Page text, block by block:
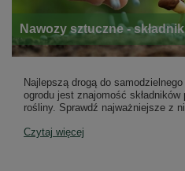
Nawozy sztuczne -
Najlepszą drogą do
ogrodu jest znajomość
rośliny. Sprawdź najważniejsze z
Czytaj więcej